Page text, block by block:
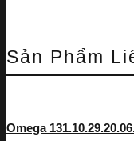
Sản Phẩm
Omega